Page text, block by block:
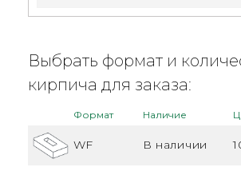
Выбрать формат и
кирпича для заказа:
Формат Наличие
WF В наличии